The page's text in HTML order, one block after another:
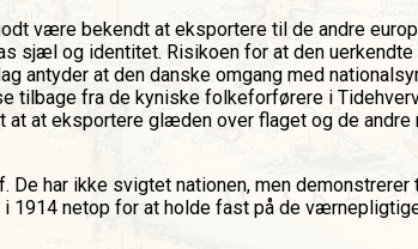
være bekendt at eksportere til de andre
sjæl og identitet. Risikoen for at den
antyder at den danske omgang med
fra de kyniske folkeforførere i
at eksportere glæden over flaget og de andre
har ikke svigtet nationen, men
netop for at holde fast på de